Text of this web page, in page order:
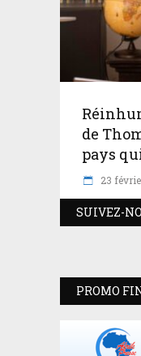
de
pays
23
SUIVEZ-
PROMO